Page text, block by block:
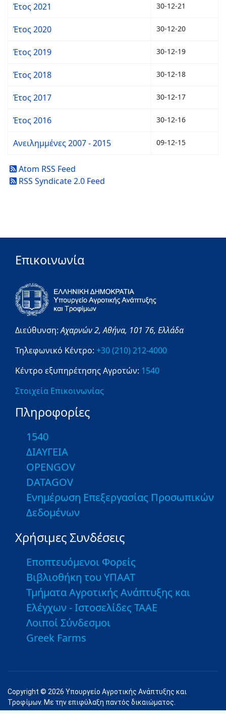
Έτος 2021 30-12-21
Έτος 2020 30-12-20
Έτος 2019 30-12-19
Έτος 2018 30-12-18
Έτος 2017 30-12-17
Έτος 2016 30-12-16
Ανειλημμένες 2007 - 2015 09-12-15
Atom RSS Feed
RSS Syndicate 2.0 Feed
Επικοινωνία
Διεύθυνση:Αχαρνών 2,Αθήνα, 101 76, Ελλάδα
Τηλεφωνικό Κέντρο: +30 (210) 212-4000
Κέντρο εξυπηρέτησης Αγροτών: 1540
Στοιχεία Επικοινωνίας
Πληροφορίες
1540
ΔΙΑΥΓΕΙΑ
OPENGOV
DATAGOV
Ενημέρωση Επεξεργασίας Προσωπικών
Δεδομένων
Χρήσιμες Συνδέσεις
Εποπτευόμενοι Φορείς
Βιβλιοθήκη του ΥΠΑΑΤ
Τμήματα Αγροτικής Ανάπτυξης και
Ελέγχων - Ιστοσελίδες ΤΑΑΕ
Λοιποί Σύνδεσμοι
Greek Farms
Copyright © 2026 Υπουργείο Αγροτικής Ανάπτυξης και
Τροφίμων. Με την επιφύλαξη παντός δικαιώματος.